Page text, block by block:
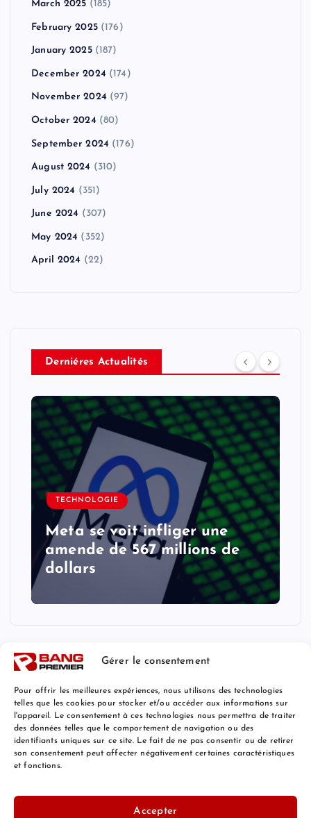
Gérer le consentement
Pour offrir les meilleures expériences, nous utilisons des technologies
telles que les cookies pour stocker et/ou accéder aux informations sur
l'appareil. Le consentement à ces technologies nous permettra de traiter
des données telles que le comportement de navigation ou des
identifiants uniques sur ce site. Le fait de ne pas consentir ou de retirer
son consentement peut affecter négativement certaines caractéristiques
et fonctions.
Accepter
March 2025 (185)
February 2025(176)
January 2025(187)
December 2024 (174)
November 2024 (97)
October 2024 (80)
September 2024 (176)
August 2024 (310)
July 2024 (351)
June 2024 (307)
May 2024 (352)
April 2024 (22)
Derniéres Actualités
TECHNOLOGIE
Meta se voit infliger une
amende de 567 millions de
dollars
Mentions Légales